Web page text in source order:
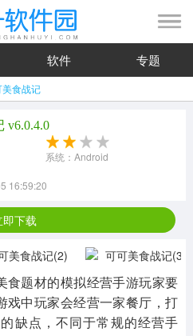
软件 专题
美食战记
v6.0.4.0
系统：Android
16:59:20
即下载
食题材的模拟经营手游玩家要
戏中玩家会经营一家餐厅，打
缺点，不同于常规的经营手